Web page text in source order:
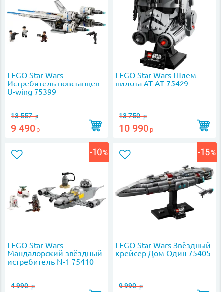
LEGO Star Wars
Истребитель повстанцев
U-wing 75399
13 557р
9 490 р
LEGO Star Wars Шлем
пилота AT-AT 75429
13 750р
10 990 р
LEGO Star Wars
Мандалорский звёздный
истребитель N-1 75410
4 990р
LEGO Star Wars Звёздный
крейсер Дом Один 75405
9 990р